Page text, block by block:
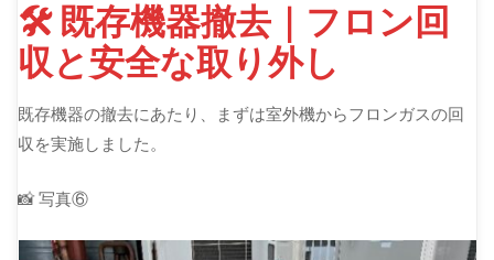
🛠 既存機器撤去｜フロン回
収と安全な取り外し
既存機器の撤去にあたり、まずは室外機からフロンガスの回
収を実施しました。
📸 写真⑥